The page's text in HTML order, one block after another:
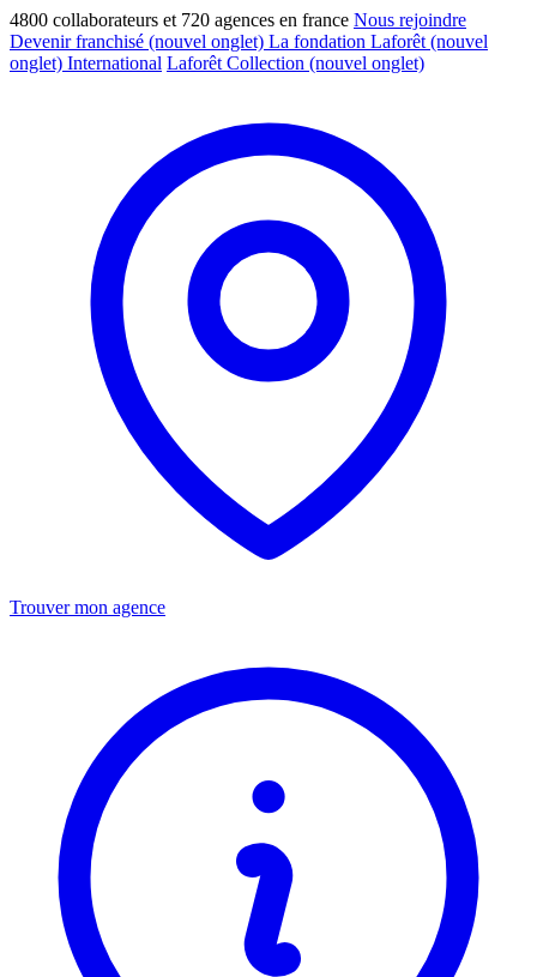
4800 collaborateurs et 720 agences en france Nous rejoindre
Devenir franchisé (nouvel onglet) La fondation Laforêt (nouvel
onglet) International Laforêt Collection (nouvel onglet)
Trouver mon agence